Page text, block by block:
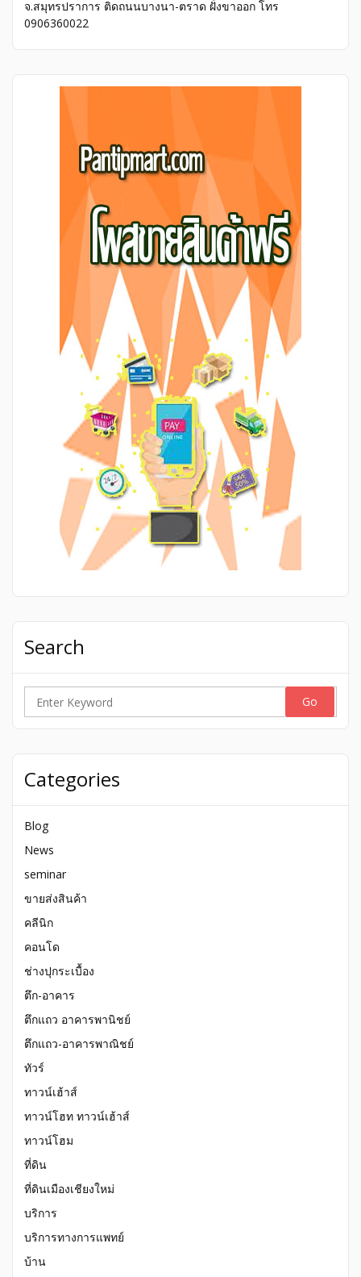
จ.สมุทรปราการ ติดถนนบางนา-ตราด ฝั่งขาออก โทร
0906360022
Search
Search
Categories
Blog
News
seminar
ขายส่งสินค้า
คลีนิก
คอนโด
ช่างปุกระเบื้อง
ตึก-อาคาร
ตึกแถว อาคารพานิชย์
ตึกแถว-อาคารพาณิชย์
ทัวร์
ทาวน์เฮ้าส์
ทาวน์โฮท ทาวน์เฮ้าส์
ทาวน์โฮม
ที่ดิน
ที่ดินเมืองเชียงใหม่
บริการ
บริการทางการแพทย์
บ้าน